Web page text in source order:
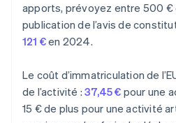
apports, prévoyez entre 500 €
publication de l’avis de
121 €en 2024.
Le coût d’immatriculation de
de l’activité :37,45 € pour une
15 € de plus pour une activité